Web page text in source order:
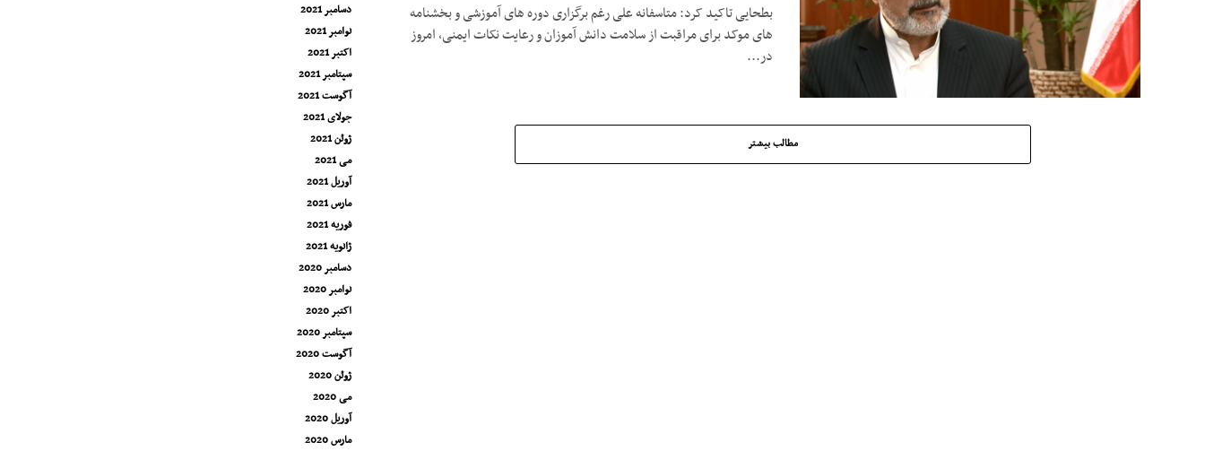
بطحایی تاکید کرد: متاسفانه علی رغم برگزاری دوره های آموزشی و بخشنامه
های موکد برای مراقبت از سلامت دانش آموزان و رعایت نکات ایمنی، امروز
در...
مطالب بیشتر
دسامبر 2021
نوامبر 2021
اکتبر 2021
سپتامبر 2021
آگوست 2021
جولای 2021
ژوئن 2021
می 2021
آوریل 2021
مارس 2021
فوریه 2021
ژانویه 2021
دسامبر 2020
نوامبر 2020
اکتبر 2020
سپتامبر 2020
آگوست 2020
ژوئن 2020
می 2020
آوریل 2020
مارس 2020